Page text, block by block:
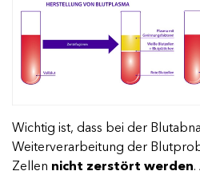
Wichtig ist, dass bei der
Weiterverarbeitung der
Zellen nicht zerstört werden